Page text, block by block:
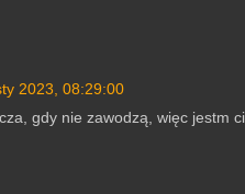
2023, 08:29:00
gdy nie zawodzą, więc jestm